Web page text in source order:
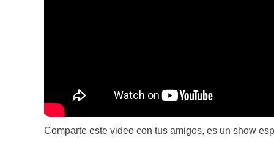
Comparte este video con tus amigos, es un show